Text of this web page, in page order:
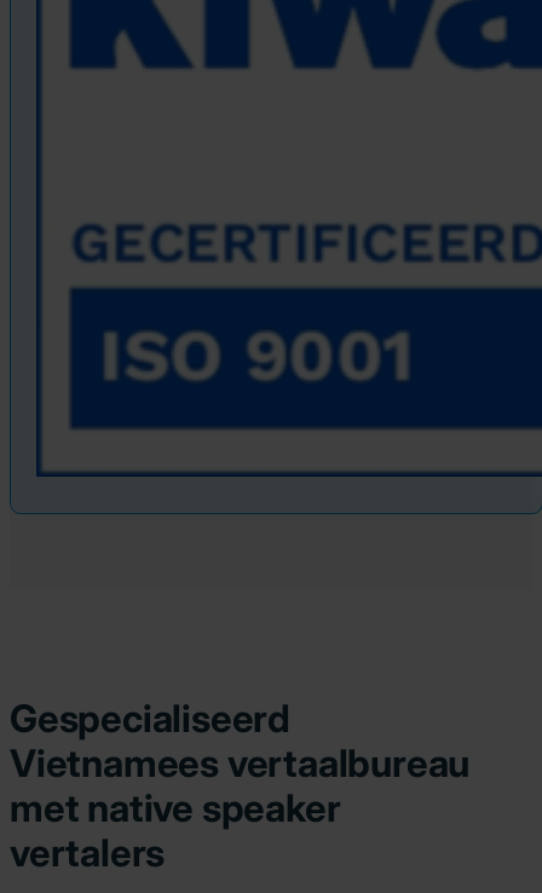
Gespecialiseerd
Vietnamees vertaalbureau
met native speaker
vertalers